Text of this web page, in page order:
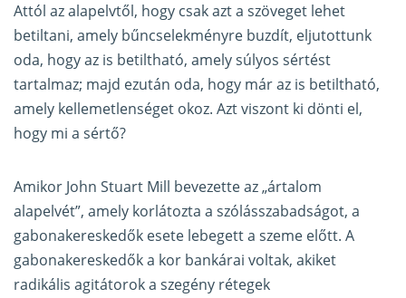
Attól az alapelvtől, hogy csak azt a szöveget lehet
betiltani, amely bűncselekményre buzdít, eljutottunk
oda, hogy az is betiltható, amely súlyos sértést
tartalmaz; majd ezután oda, hogy már az is betiltható,
amely kellemetlenséget okoz. Azt viszont ki dönti el,
hogy mi a sértő?
Amikor John Stuart Mill bevezette az „ártalom
alapelvét”, amely korlátozta a szólásszabadságot, a
gabonakereskedők esete lebegett a szeme előtt. A
gabonakereskedők a kor bankárai voltak, akiket
radikális agitátorok a szegény rétegek